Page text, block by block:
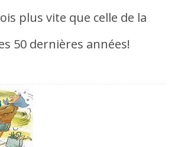
plus vite que celle de la
50 dernières années!